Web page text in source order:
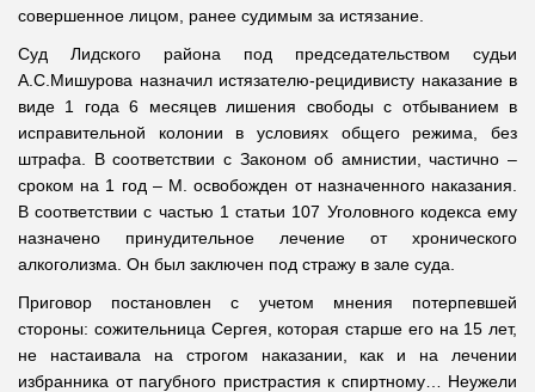
совершенное лицом, ранее судимым за истязание.
Суд Лидского района под председательством судьи
А.С.Мишурова назначил истязателю-рецидивисту наказание в
виде 1 года 6 месяцев лишения свободы с отбыванием в
исправительной колонии в условиях общего режима, без
штрафа. В соответствии с Законом об амнистии, частично –
сроком на 1 год – М. освобожден от назначенного наказания.
В соответствии с частью 1 статьи 107 Уголовного кодекса ему
назначено принудительное лечение от хронического
алкоголизма. Он был заключен под стражу в зале суда.
Приговор постановлен с учетом мнения потерпевшей
стороны: сожительница Сергея, которая старше его на 15 лет,
не настаивала на строгом наказании, как и на лечении
избранника от пагубного пристрастия к спиртному… Неужели